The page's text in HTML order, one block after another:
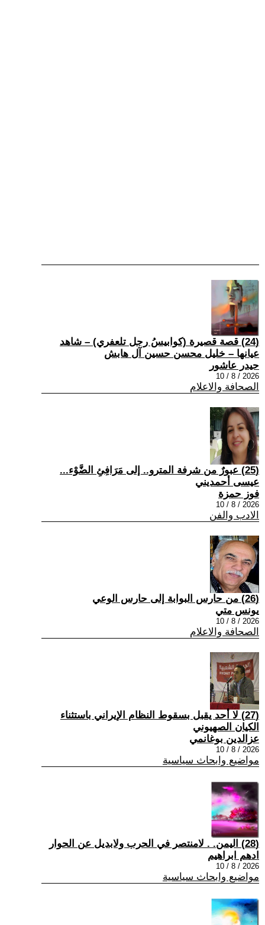
(24) قصة قصيرة (كوابيسُ رجل تلعفري) – شاهد
عيانها – خليل محسن حسين آل هابش
حيدر عاشور
2026 / 8 / 10
الصحافة والاعلام
(25) عبورٌ من شرفة المترو.. إلى مَرَافِئِ الضَّوْء...
عيسى أحمديني
فوز حمزة
2026 / 8 / 10
الادب والفن
(26) من حارس البوابة إلى حارس الوعي
يونس متي
2026 / 8 / 10
الصحافة والاعلام
(27) لا أحد يقبل بسقوط النظام الإيراني باستثناء
الكيان الصهيوني
عزالدين بوغانمي
2026 / 8 / 10
مواضيع وابحاث سياسية
(28) اليمن. . لامنتصر في الحرب ولابديل عن الحوار
ادهم ابراهيم
2026 / 8 / 10
مواضيع وابحاث سياسية